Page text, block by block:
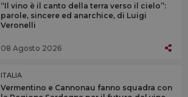
“Il vino è il canto della terra verso il cielo”:
parole, sincere ed anarchice, di Luigi
Veronelli
08 Agosto 2026
ITALIA
Vermentino e Cannonau fanno squadra con